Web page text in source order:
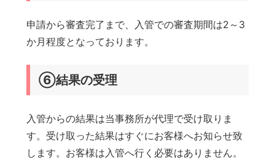
申請から審査完了まで、入管での審査期間は2～3
か月程度となっております。
⑥結果の受理
入管からの結果は当事務所が代理で受け取りま
す。受け取った結果はすぐにお客様へお知らせ致
します。お客様は入管へ行く必要はありません。